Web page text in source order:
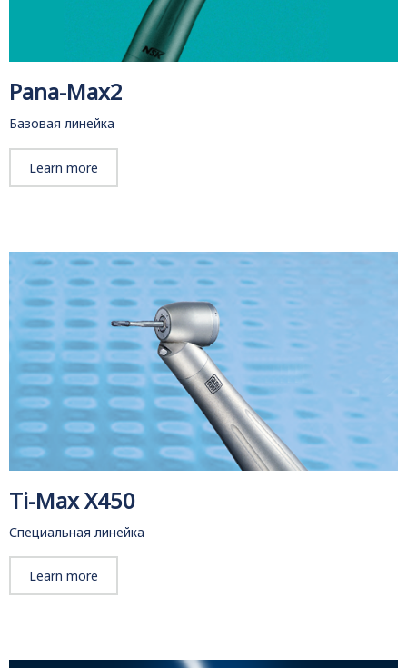
Pana-Max2
Базовая линейка
Learn more
Ti-Max X450
Специальная линейка
Learn more